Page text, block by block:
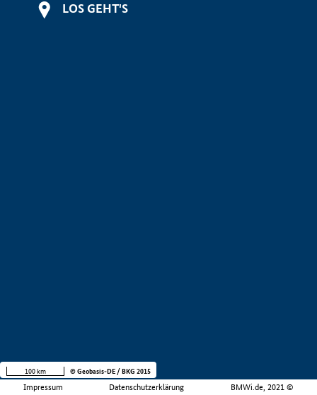
LOS GEHT'S
Impressum Datenschutzerklärung BMWi.de, 2021 ©
100 km © Geobasis-DE / BKG 2015